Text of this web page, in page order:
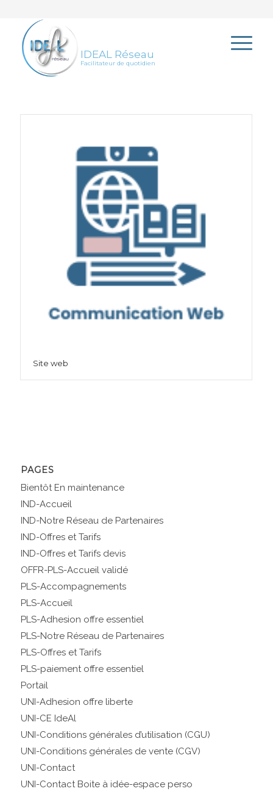
IDEAL Réseau
Facilitateur de quotidien
Site web
PAGES
Bientôt En maintenance
IND-Accueil
IND-Notre Réseau de Partenaires
IND-Offres et Tarifs
IND-Offres et Tarifs devis
OFFR-PLS-Accueil validé
PLS-Accompagnements
PLS-Accueil
PLS-Adhesion offre essentiel
PLS-Notre Réseau de Partenaires
PLS-Offres et Tarifs
PLS-paiement offre essentiel
Portail
UNI-Adhesion offre liberte
UNI-CE IdeAl
UNI-Conditions générales d’utilisation (CGU)
UNI-Conditions générales de vente (CGV)
UNI-Contact
UNI-Contact Boite à idée-espace perso